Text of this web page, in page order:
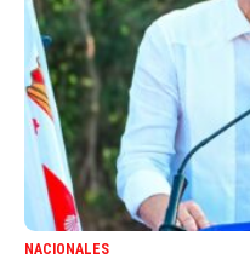
NACIONALES